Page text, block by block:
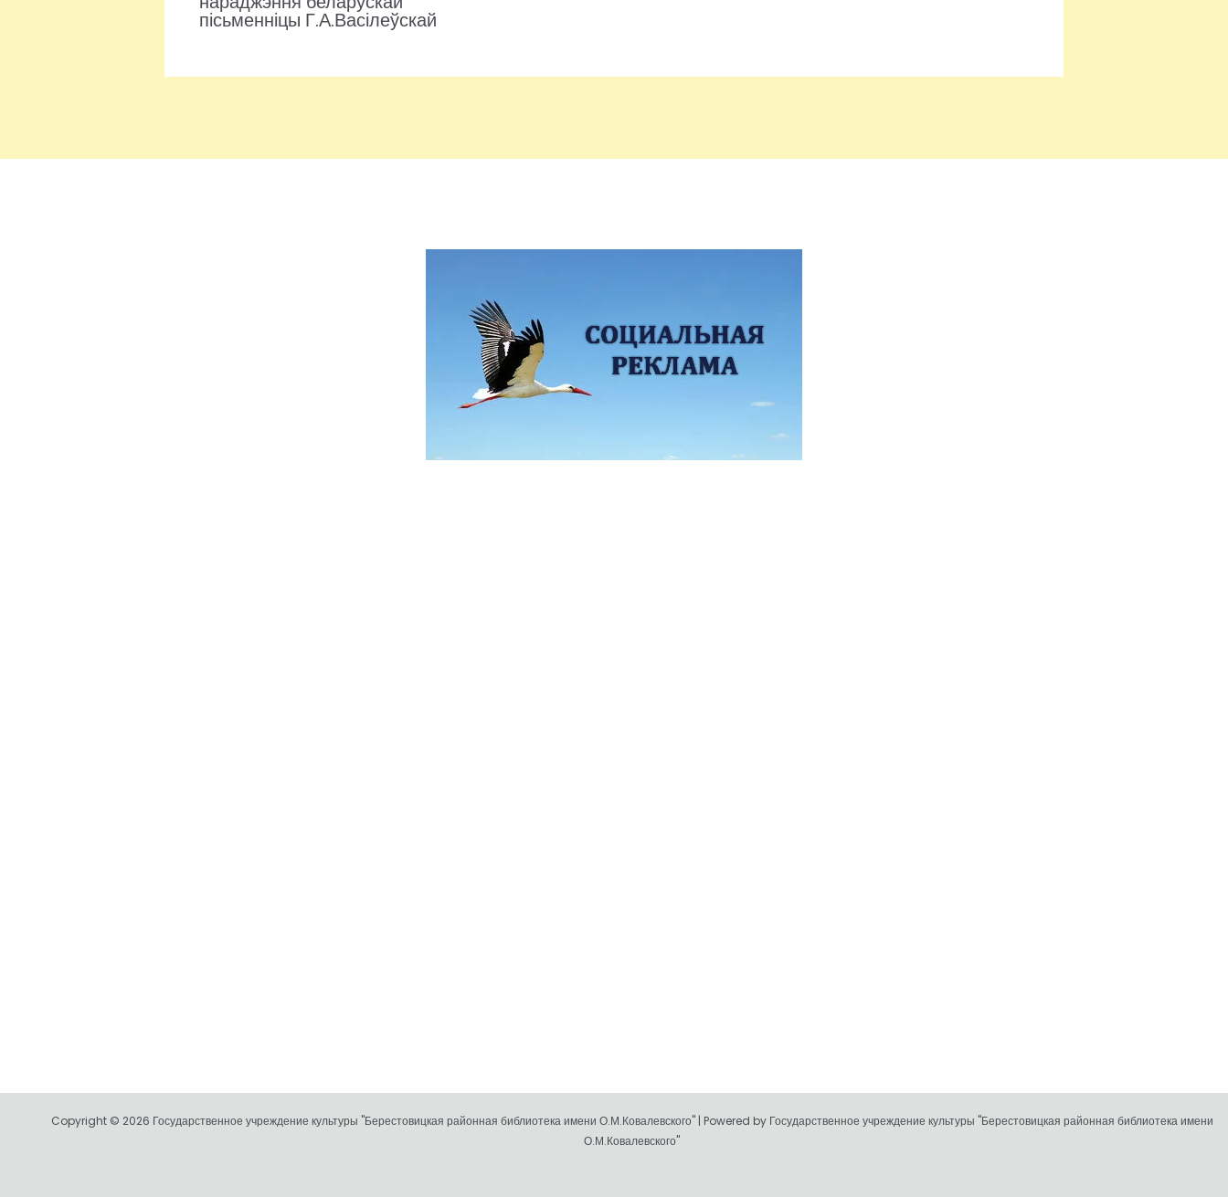
пісьменніцы Г.А.Васілеўскай
Copyright © 2026 Государственное учреждение культуры "Берестовицкая районная библиотека имени О.М.Ковалевского" | Powered by Государственное учреждение культуры "Берестовицкая районная библиотека имени
О.М.Ковалевского"